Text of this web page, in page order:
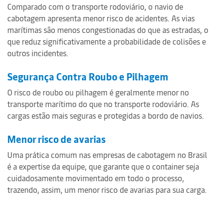
Comparado com o transporte rodoviário, o navio de
cabotagem apresenta menor risco de acidentes. As vias
marítimas são menos congestionadas do que as estradas, o
que reduz significativamente a probabilidade de colisões e
outros incidentes.
Segurança Contra Roubo e Pilhagem
O risco de roubo ou pilhagem é geralmente menor no
transporte marítimo do que no transporte rodoviário. As
cargas estão mais seguras e protegidas a bordo de navios.
Menor risco de avarias
Uma prática comum nas empresas de cabotagem no Brasil
é a expertise da equipe, que garante que o container seja
cuidadosamente movimentado em todo o processo,
trazendo, assim, um menor risco de avarias para sua carga.